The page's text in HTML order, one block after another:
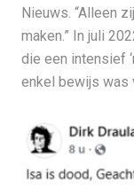
Nieuws. “Alleen
maken.” In juli
die een intensief
enkel bewijs was